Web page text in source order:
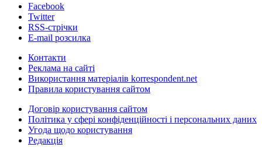
Facebook
Twitter
RSS-стрічки
E-mail розсилка
Контакти
Реклама на сайті
Використання матеріалів korrespondent.net
Правила користування сайтом
Договір користування сайтом
Політика у сфері конфіденційності і персональних даних
Угода щодо користування
Редакція